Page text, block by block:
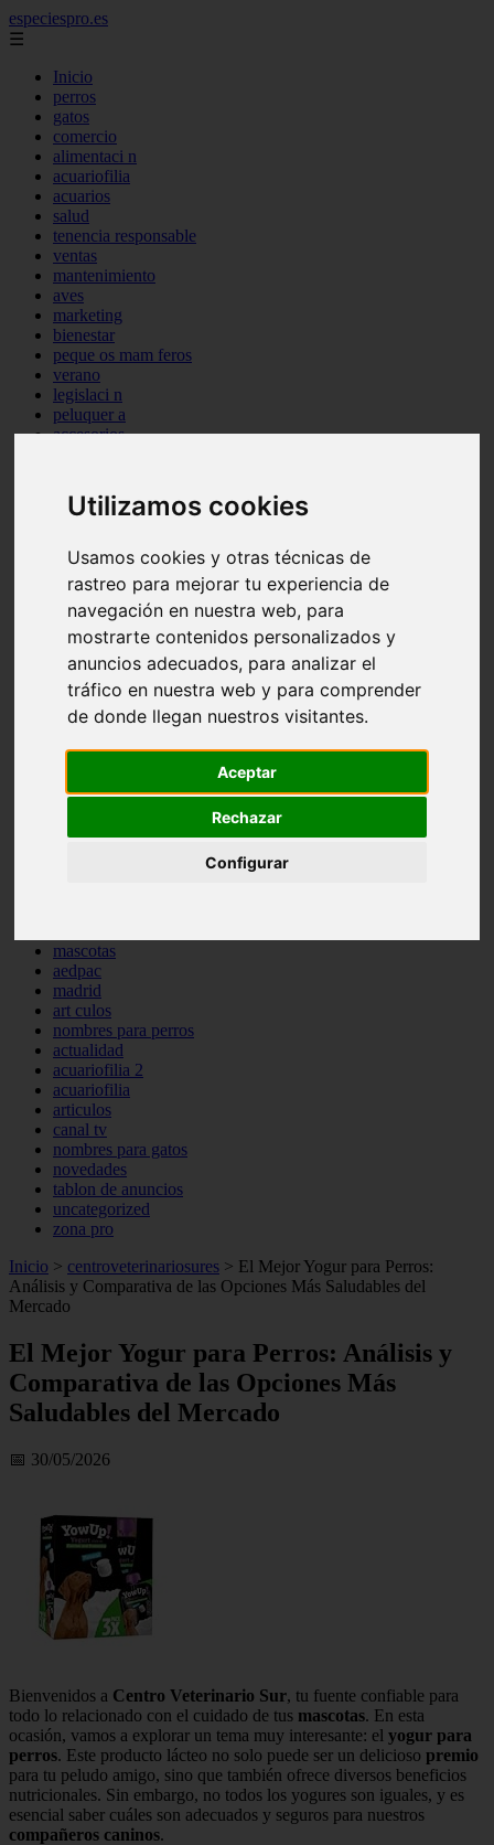
Utilizamos cookies
Usamos cookies y otras técnicas de
rastreo para mejorar tu experiencia de
navegación en nuestra web, para
mostrarte contenidos personalizados y
anuncios adecuados, para analizar el
tráfico en nuestra web y para comprender
de donde llegan nuestros visitantes.
Aceptar
Rechazar
Configurar
especiespro.es
☰
Inicio
perros
gatos
comercio
alimentaci n
acuariofilia
acuarios
salud
tenencia responsable
ventas
mantenimiento
aves
marketing
bienestar
peque os mam feros
verano
legislaci n
peluquer a
accesorios
consejos
comportamiento
reptiles
adopci n
ferias
higiene
acuario
iberzoo propet
comercios
viajar
cr a
especies invasoras
mascotas
aedpac
madrid
art culos
nombres para perros
actualidad
acuariofilia 2
acuariofilia
articulos
canal tv
nombres para gatos
novedades
tablon de anuncios
uncategorized
zona pro
Inicio > centroveterinariosures > El Mejor Yogur para Perros:
Análisis y Comparativa de las Opciones Más Saludables del
Mercado
El Mejor Yogur para Perros: Análisis y
Comparativa de las Opciones Más
Saludables del Mercado
📅 30/05/2026
Bienvenidos a Centro Veterinario Sur, tu fuente confiable para
todo lo relacionado con el cuidado de tus mascotas. En esta
ocasión, vamos a explorar un tema muy interesante: el yogur para
perros. Este producto lácteo no solo puede ser un delicioso premio
para tu peludo amigo, sino que también ofrece diversos beneficios
nutricionales. Sin embargo, no todos los yogures son iguales, y es
esencial saber cuáles son adecuados y seguros para nuestros
compañeros caninos.